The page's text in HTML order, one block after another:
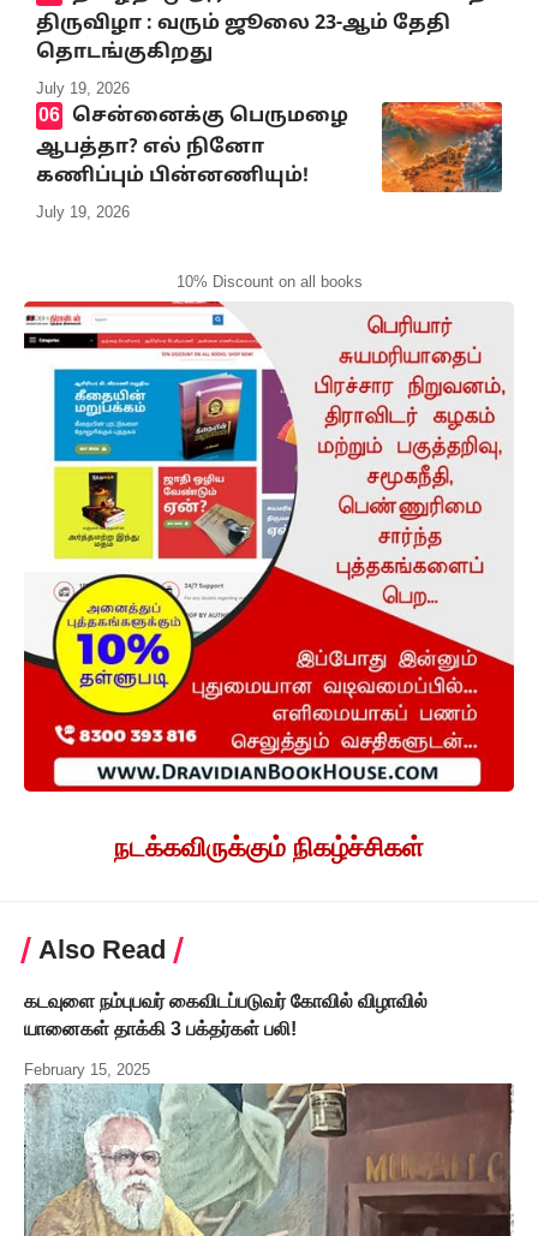
திருவிழா : வரும் ஜூலை 23-ஆம் தேதி
தொடங்குகிறது
July 19, 2026
சென்னைக்கு பெருமழை
ஆபத்தா? எல் நினோ
கணிப்பும் பின்னணியும்!
July 19, 2026
10% Discount on all books
நடக்கவிருக்கும் நிகழ்ச்சிகள்
Also Read
கடவுளை நம்புபவர் கைவிடப்படுவர் கோவில் விழாவில்
யானைகள் தாக்கி 3 பக்தர்கள் பலி!
February 15, 2025